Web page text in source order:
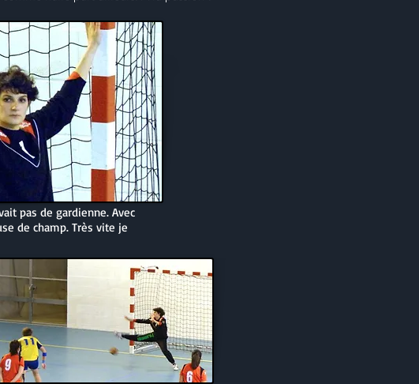
pas de gardienne. Avec
de champ. Très vite je